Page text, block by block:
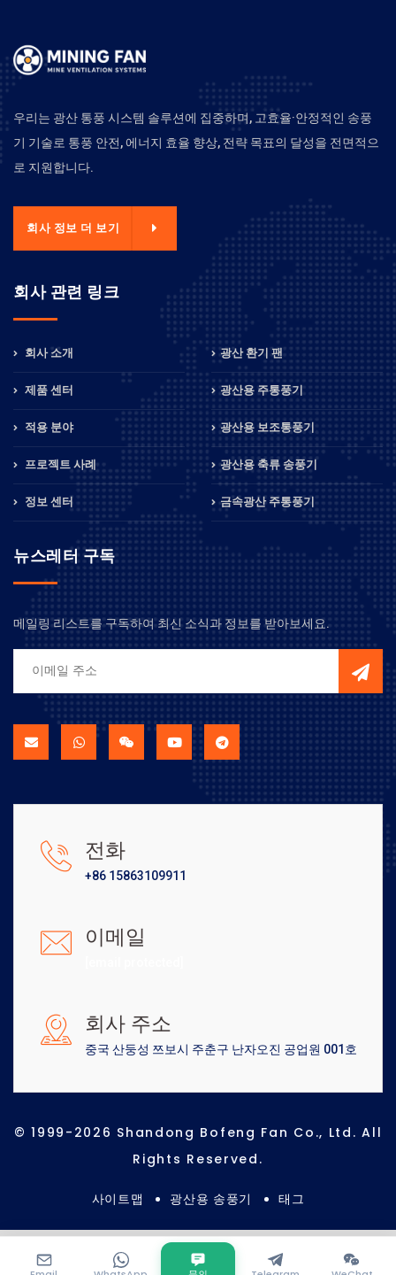
우리는 광산 통풍 시스템 솔루션에 집중하며, 고효율·안정적인 송풍
기 기술로 통풍 안전, 에너지 효율 향상, 전략 목표의 달성을 전면적으
로 지원합니다.
회사 정보 더 보기
회사 관련 링크
회사 소개
제품 센터
적용 분야
프로젝트 사례
정보 센터
광산 환기 팬
광산용 주통풍기
광산용 보조통풍기
광산용 축류 송풍기
금속광산 주통풍기
뉴스레터 구독
메일링 리스트를 구독하여 최신 소식과 정보를 받아보세요.
전화
+86 15863109911
이메일
회사 주소
중국 산둥성 쯔보시 주춘구 난자오진 공업원 001호
© 1999-2026 Shandong Bofeng Fan Co., Ltd. All
Rights Reserved.
사이트맵 광산용 송풍기 태그